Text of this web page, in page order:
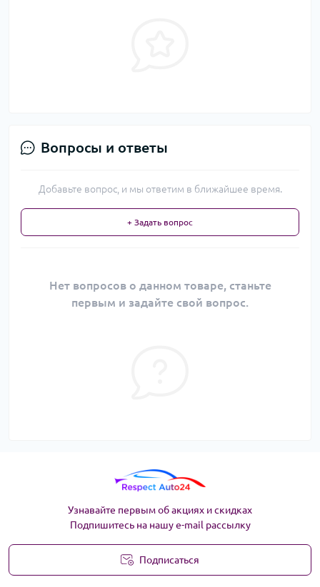
Вопросы и ответы
Добавьте вопрос, и мы ответим в ближайшее время.
+ Задать вопрос
Нет вопросов о данном товаре, станьте
первым и задайте свой вопрос.
Узнавайте первым об акциях и скидках
Подпишитесь на нашу e-mail рассылку
Подписаться